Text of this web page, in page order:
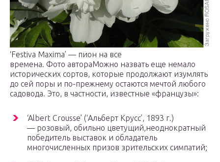
‘Festiva Maxima’ — пион на все
времена. Фото автораМожно назвать еще немало
исторических сортов, которые продолжают изумлять
до сей поры и по-прежнему остаются мечтой любого
садовода. Это, в частности, известные «французы»:
‘Albert Crousse’ (‘Альберт Крусс’, 1893 г.)
— розовый, обильно цветущий,неоднократный
победитель выставок и обладатель
многочисленных призов зрительских симпатий;